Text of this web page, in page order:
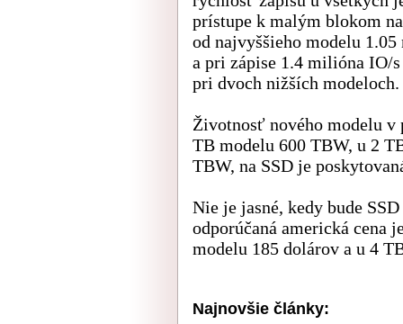
prístupe k malým blokom
od najvyššieho modelu
a pri zápise 1.4 milióna IO/
pri dvoch nižších modeloch.
Životnosť nového modelu v
TB modelu 600 TBW, u 2
TBW, na SSD je
Nie je jasné, kedy bude
odporúčaná americká cena
modelu 185 dolárov a u 4
Najnovšie články: